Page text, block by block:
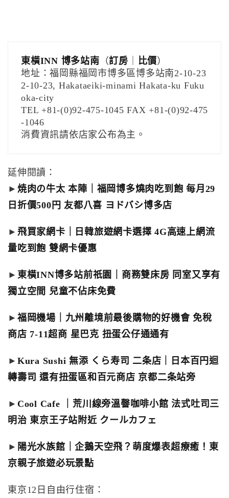
東橫INN 博多站南 （訂房 比價）
地址：福岡縣福岡市博多區博多站南2-10-23
2-10-23, Hakataeiki-minami Hakata-ku Fuku
oka-city
TEL +81-(0)92-475-1045 FAX +81-(0)92-475
-1046
消費資訊請依店家公布為主。
延伸閱讀：
► 焼肉の牛太 本陣｜福岡博多燒肉吃到飽 每月29
日折價500円 友都八喜 ヨドバシ博多店
► 飛買家網卡｜日韓旅遊網卡選擇 4G高速上網流
量吃到飽 雙網卡優惠
► 東橫INN博多站前祇園｜商務雙床房 同室又享有
獨立空間 兒童不佔床免費
► 福岡機場｜九州離境前最後購物的好機會 免稅
商店 7-11超商 星巴克 扭蛋公仔通通有
► Kura Sushi 無添 くら寿司 二条店｜日本百円迴
轉壽司 還有扭蛋區和百元商店 京都二条站旁
► Cool Cafe ｜荒川線旁溫韾咖啡小館 法式吐司三
明治 東京王子站附近 クールカフェ
► 陽光水族館｜企鵝天空飛？萌度爆表超療癒！東
京親子旅遊必玩景點
東京12日自由行住宿：